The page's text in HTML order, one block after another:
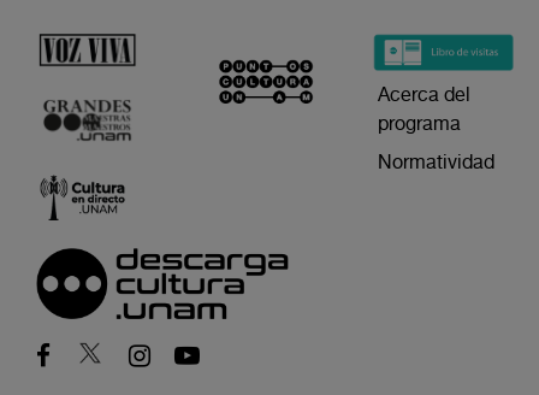
Acerca del
programa
Normatividad